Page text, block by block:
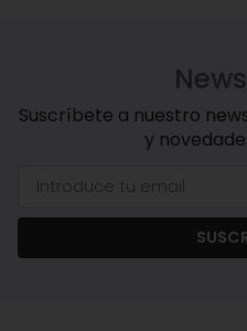
Suscríbete a nuestro
y